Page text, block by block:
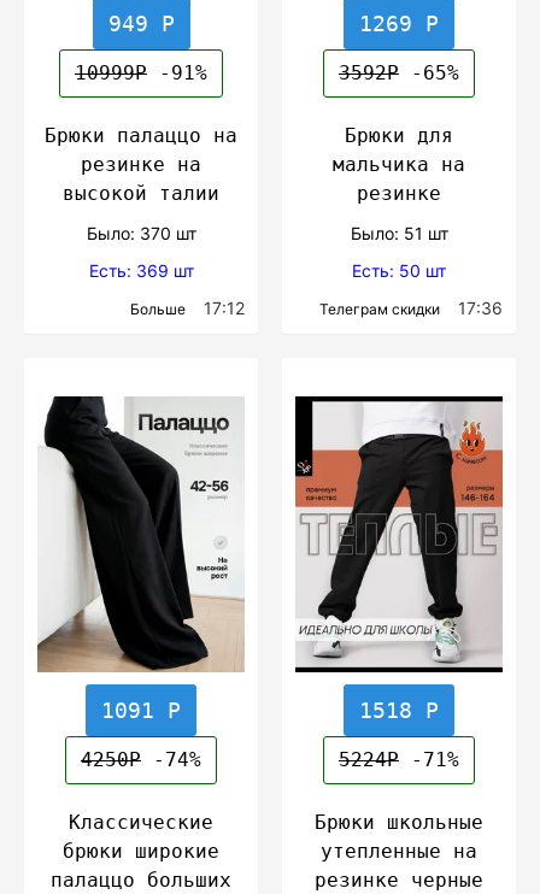
949 Р
10999Р -91%
Брюки палаццо на
резинке на
высокой талии
Было: 370 шт
Есть: 369 шт
Больше 17:12
1269 Р
3592Р -65%
Брюки для
мальчика на
резинке
Было: 51 шт
Есть: 50 шт
Телеграм скидки 17:36
1091 Р
4250Р -74%
Классические
брюки широкие
палаццо больших
1518 Р
5224Р -71%
Брюки школьные
утепленные на
резинке черные